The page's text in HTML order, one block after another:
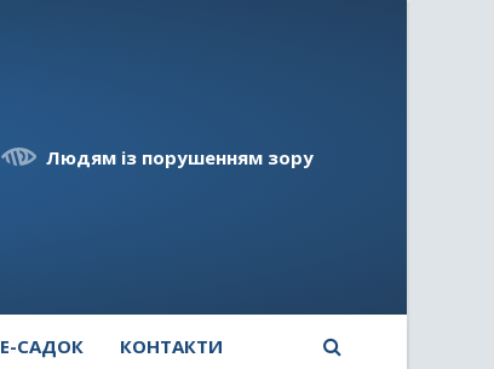
Людям із порушенням зору
E-САДОК КОНТАКТИ